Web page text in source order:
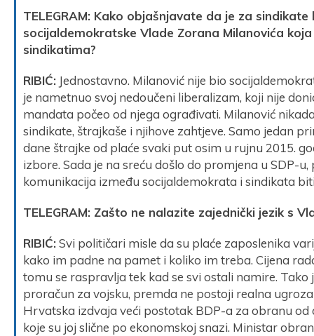
TELEGRAM: Kako objašnjavate da je za
socijaldemokratske Vlade Zorana Milanovića
sindikatima?
RIBIĆ: Jednostavno. Milanović nije bio
je nametnuo svoj nedoučeni liberalizam, koji nije
mandata počeo od njega ograđivati. Milanović
sindikate, štrajkaše i njihove zahtjeve. Samo jedan
dane štrajke od plaće svaki put osim u rujnu 2015.
izbore. Sada je na sreću došlo do promjena u SDP-u,
komunikacija između socijaldemokrata i sindikata
TELEGRAM: Zašto ne nalazite zajednički jezik s
RIBIĆ:Svi političari misle da su plaće zaposlenika
kako im padne na pamet i koliko im treba. Cijena
tomu se raspravlja tek kad se svi ostali namire. Tako
proračun za vojsku, premda ne postoji realna
Hrvatska izdvaja veći postotak BDP-a za obranu od
koje su joj slične po ekonomskoj snazi. Ministar